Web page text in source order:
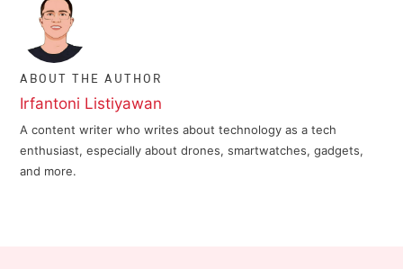
ABOUT THE AUTHOR
Irfantoni Listiyawan
A content writer who writes about technology as a tech
enthusiast, especially about drones, smartwatches, gadgets,
and more.